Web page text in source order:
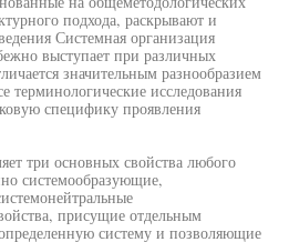
подхода, раскрывают и
Системная организация
выступает при различных
значительным разнообразием
терминологические исследования
специфику проявления
три основных свойства любого
системообразующие,
присущие отдельным
систему и позволяющие